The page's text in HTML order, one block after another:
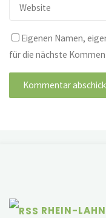
Eigenen Namen,
für die nächste
RHEIN-